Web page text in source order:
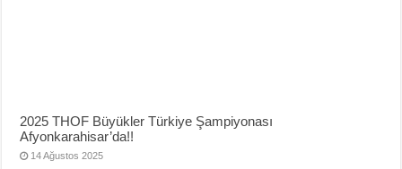
2025 THOF Büyükler Türkiye Şampiyonası
Afyonkarahisar’da!!
14 Ağustos 2025